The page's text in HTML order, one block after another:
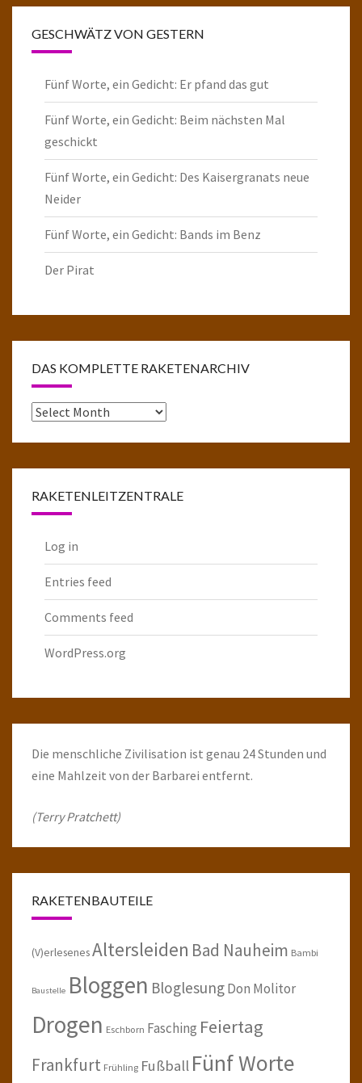
GESCHWÄTZ VON GESTERN
Fünf Worte, ein Gedicht: Er pfand das gut
Fünf Worte, ein Gedicht: Beim nächsten Mal
geschickt
Fünf Worte, ein Gedicht: Des Kaisergranats neue
Neider
Fünf Worte, ein Gedicht: Bands im Benz
Der Pirat
DAS KOMPLETTE RAKETENARCHIV
Das
RAKETENLEITZENTRALE
Log in
Entries feed
Comments feed
WordPress.org
Die menschliche Zivilisation ist genau 24 Stunden und
eine Mahlzeit von der Barbarei entfernt.
(Terry Pratchett)
RAKETENBAUTEILE
(V)erlesenesAltersleiden Bad Nauheim Bambi
Baustelle Bloggen BloglesungDon Molitor
Drogen Eschborn Fasching Feiertag
Frankfurt Frühling Fußball Fünf Worte